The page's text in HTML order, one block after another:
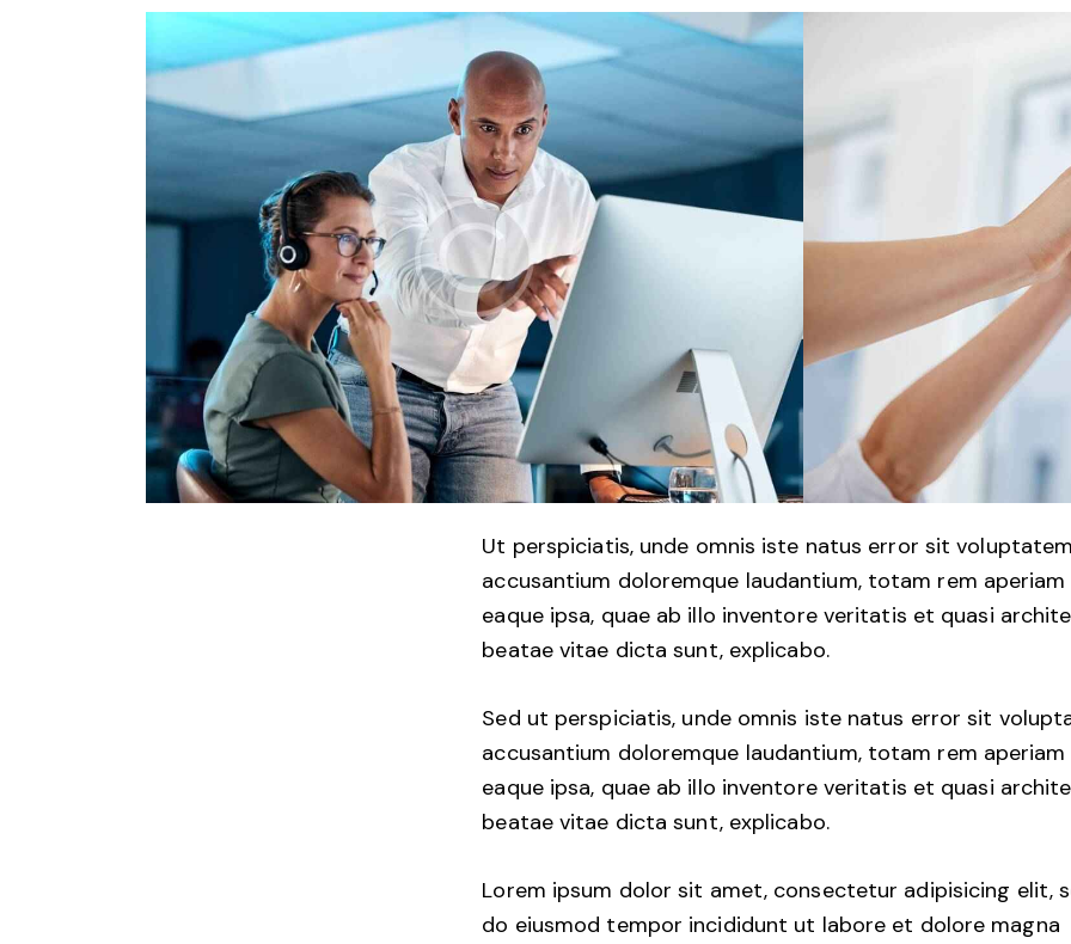
Ut perspiciatis, unde omnis iste natus error sit voluptatem
accusantium doloremque laudantium, totam rem aperiam
eaque ipsa, quae ab illo inventore veritatis et quasi
beatae vitae dicta sunt, explicabo.
Sed ut perspiciatis, unde omnis iste natus error sit
accusantium doloremque laudantium, totam rem aperiam
eaque ipsa, quae ab illo inventore veritatis et quasi
beatae vitae dicta sunt, explicabo.
Lorem ipsum dolor sit amet, consectetur adipisicing elit,
do eiusmod tempor incididunt ut labore et dolore magna